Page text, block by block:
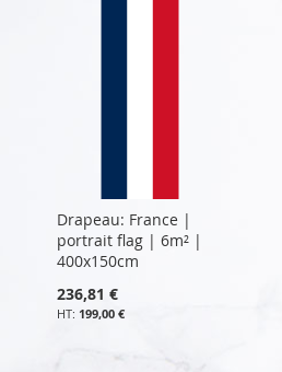
Drapeau: France |
portrait flag | 6m² |
400x150cm
236,81 €
199,00 €